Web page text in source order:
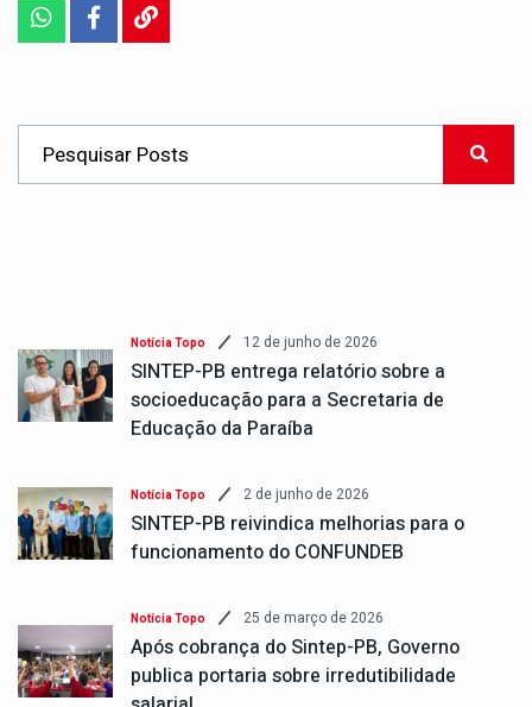
Notícia Topo 12 de junho de 2026
SINTEP-PB entrega relatório sobre a
socioeducação para a Secretaria de
Educação da Paraíba
Notícia Topo 2 de junho de 2026
SINTEP-PB reivindica melhorias para o
funcionamento do CONFUNDEB
Notícia Topo 25 de março de 2026
Após cobrança do Sintep-PB, Governo
publica portaria sobre irredutibilidade